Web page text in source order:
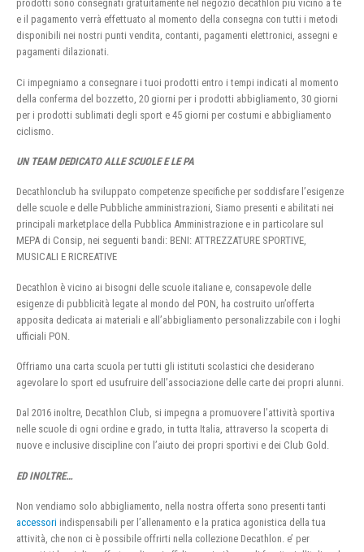
prodotti sono consegnati gratuitamente nel negozio decathlon più vicino a te
e il pagamento verrà effettuato al momento della consegna con tutti i metodi
disponibili nei nostri punti vendita, contanti, pagamenti elettronici, assegni e
pagamenti dilazionati.
Ci impegniamo a consegnare i tuoi prodotti entro i tempi indicati al momento
della conferma del bozzetto, 20 giorni per i prodotti abbigliamento, 30 giorni
per i prodotti sublimati degli sport e 45 giorni per costumi e abbigliamento
ciclismo.
UN TEAM DEDICATO ALLE SCUOLE E LE PA
Decathlonclub ha sviluppato competenze specifiche per soddisfare l’esigenze
delle scuole e delle Pubbliche amministrazioni, Siamo presenti e abilitati nei
principali marketplace della Pubblica Amministrazione e in particolare sul
MEPA di Consip, nei seguenti bandi: BENI: ATTREZZATURE SPORTIVE,
MUSICALI E RICREATIVE
Decathlon è vicino ai bisogni delle scuole italiane e, consapevole delle
esigenze di pubblicità legate al mondo del PON, ha costruito un’offerta
apposita dedicata ai materiali e all’abbigliamento personalizzabile con i loghi
ufficiali PON.
Offriamo una carta scuola per tutti gli istituti scolastici che desiderano
agevolare lo sport ed usufruire dell’associazione delle carte dei propri alunni.
Dal 2016 inoltre, Decathlon Club, si impegna a promuovere l’attività sportiva
nelle scuole di ogni ordine e grado, in tutta Italia, attraverso la scoperta di
nuove e inclusive discipline con l’aiuto dei propri sportivi e dei Club Gold.
ED INOLTRE…
Non vendiamo solo abbigliamento, nella nostra offerta sono presenti tanti
accessori indispensabili per l’allenamento e la pratica agonistica della tua
attività, che non ci è possibile offrirti nella collezione Decathlon. e’ per